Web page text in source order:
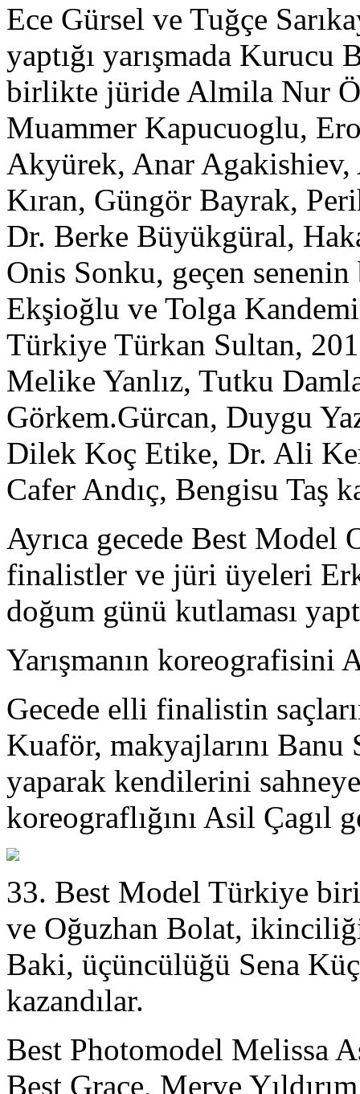
Ece Gürsel ve Tuğçe
yaptığı yarışmada Kurucu
birlikte jüride Almila Nur
Muammer Kapucuoglu,
Akyürek, Anar Agakishiev,
Kıran, Güngör Bayrak,
Dr. Berke Büyükgüral,
Onis Sonku, geçen
Ekşioğlu ve Tolga
Türkiye Türkan Sultan,
Melike Yanlız, Tutku
Görkem.Gürcan, Duygu
Dilek Koç Etike, Dr. Ali
Cafer Andıç, Bengisu Taş
Ayrıca gecede Best Model
finalistler ve jüri üyeleri
doğum günü kutlaması
Yarışmanın koreografisini
Gecede elli finalistin
Kuaför, makyajlarını
yaparak kendilerini
koreograflığını Asil Çagıl
33. Best Model Türkiye
ve Oğuzhan Bolat,
Baki, üçüncülüğü Sena
kazandılar.
Best Photomodel Melissa
Best Grace, Merve